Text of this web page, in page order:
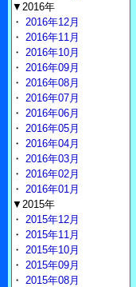
▼2016年
・ 2016年12月
・ 2016年11月
・ 2016年10月
・ 2016年09月
・ 2016年08月
・ 2016年07月
・ 2016年06月
・ 2016年05月
・ 2016年04月
・ 2016年03月
・ 2016年02月
・ 2016年01月
▼2015年
・ 2015年12月
・ 2015年11月
・ 2015年10月
・ 2015年09月
・ 2015年08月